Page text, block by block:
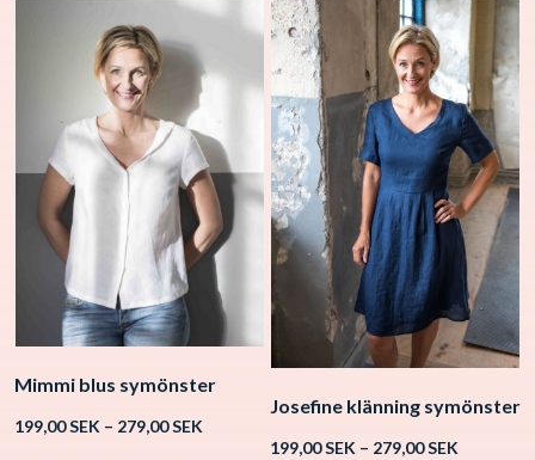
Mimmi blus symönster
199,00SEK – 279,00SEK
Josefine klänning symönster
199,00SEK – 279,00SEK